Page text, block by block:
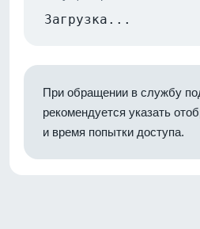
Загрузка...
При обращении в службу
рекомендуется указать
и время попытки доступа.